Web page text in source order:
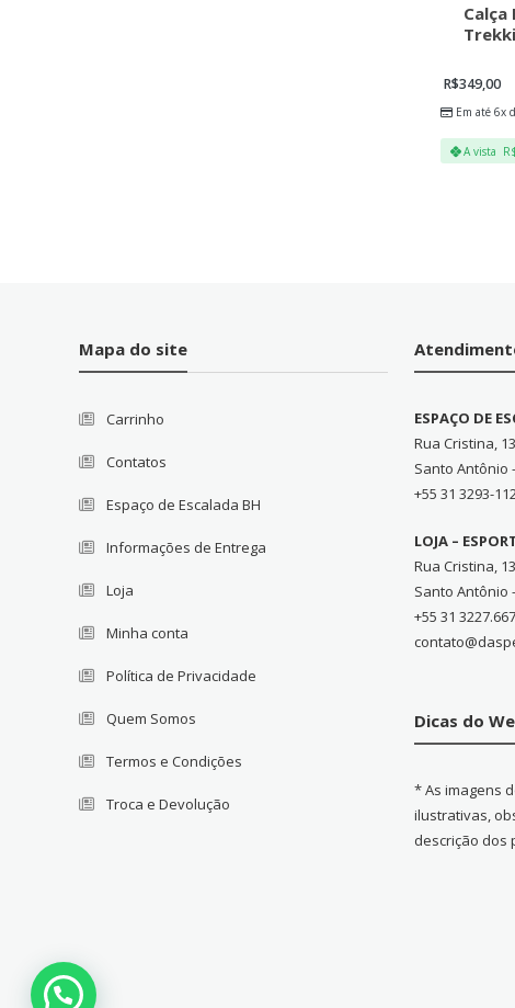
Calça
R$349,00
Em até 6x
A vista
Mapa do site
Carrinho
Contatos
Espaço de Escalada BH
Informações de Entrega
Loja
Minha conta
Política de Privacidade
Quem Somos
Termos e Condições
Troca e Devolução
ESPAÇO DE
Rua Cristina,
Santo Antônio
+55 31 3293-
LOJA –
Rua Cristina,
Santo Antônio
+55 31
Dicas do
* As imagens
ilustrativas,
descrição dos